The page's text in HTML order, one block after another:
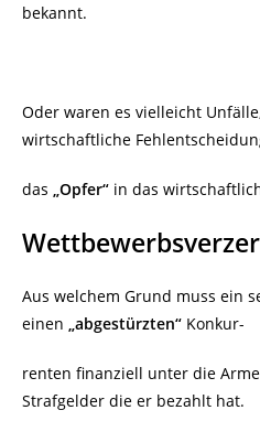
bekannt.
Oder waren es vielleicht
wirtschaftliche
das „Opfer“ in das
Aus welchem Grund muss ein
einen „abgestürzten“ Konkur-
renten finanziell unter die
Strafgelder die er bezahlt hat.